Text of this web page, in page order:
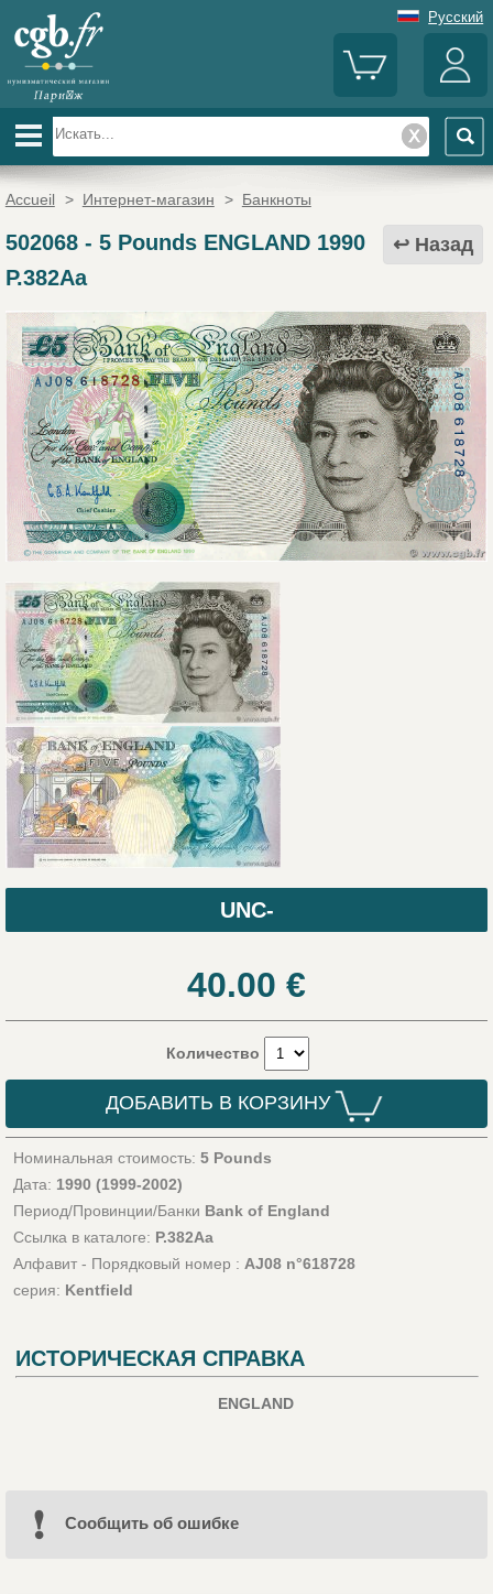
Русский
Accueil > Интернет-магазин > Банкноты
Назад
502068- 5 Pounds ENGLAND 1990
P.382Aa
UNC-
40.00 €
Количество
ДОБАВИТЬ В КОРЗИНУ
Номинальная стоимость: 5 Pounds
Дата: 1990 (1999-2002)
Период/Провинции/Банки Bank of England
Ссылка в каталоге: P.382Aa
Алфавит - Порядковый номер : AJ08 n°618728
серия: Kentfield
ИСТОРИЧЕСКАЯ СПРАВКА
ENGLAND
Cообщить об ошибке